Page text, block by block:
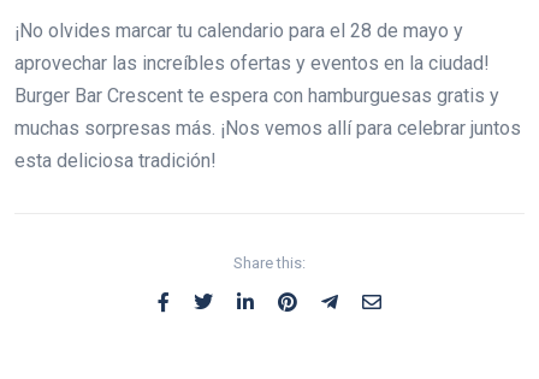
¡No olvides marcar tu calendario para el 28 de mayo y
aprovechar las increíbles ofertas y eventos en la ciudad!
Burger Bar Crescent te espera con hamburguesas gratis y
muchas sorpresas más. ¡Nos vemos allí para celebrar juntos
esta deliciosa tradición!
Share this: